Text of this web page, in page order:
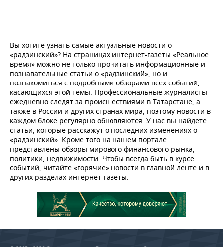
Вы хотите узнать самые актуальные новости о
«радзинский»? На страницах интернет-газеты «Реальное
время» можно не только прочитать информационные и
познавательные статьи о «радзинский», но и
познакомиться с подробными обзорами всех событий,
касающихся этой темы. Профессиональные журналисты
ежедневно следят за происшествиями в Татарстане, а
также в России и других странах мира, поэтому новости в
каждом блоке регулярно обновляются. У нас вы найдете
статьи, которые расскажут о последних изменениях о
«радзинский». Кроме того на нашем портале
представлены обзоры мирового финансового рынка,
политики, недвижимости. Чтобы всегда быть в курсе
событий, читайте «горячие» новости в главной ленте и в
других разделах интернет-газеты.